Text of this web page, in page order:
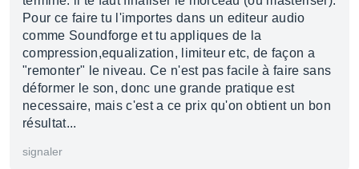
Pour ce faire tu l'importes dans un editeur audio
comme Soundforge et tu appliques de la
compression,equalization, limiteur etc, de façon a
"remonter" le niveau. Ce n'est pas facile à faire sans
déformer le son, donc une grande pratique est
necessaire, mais c'est a ce prix qu'on obtient un bon
résultat...
signaler